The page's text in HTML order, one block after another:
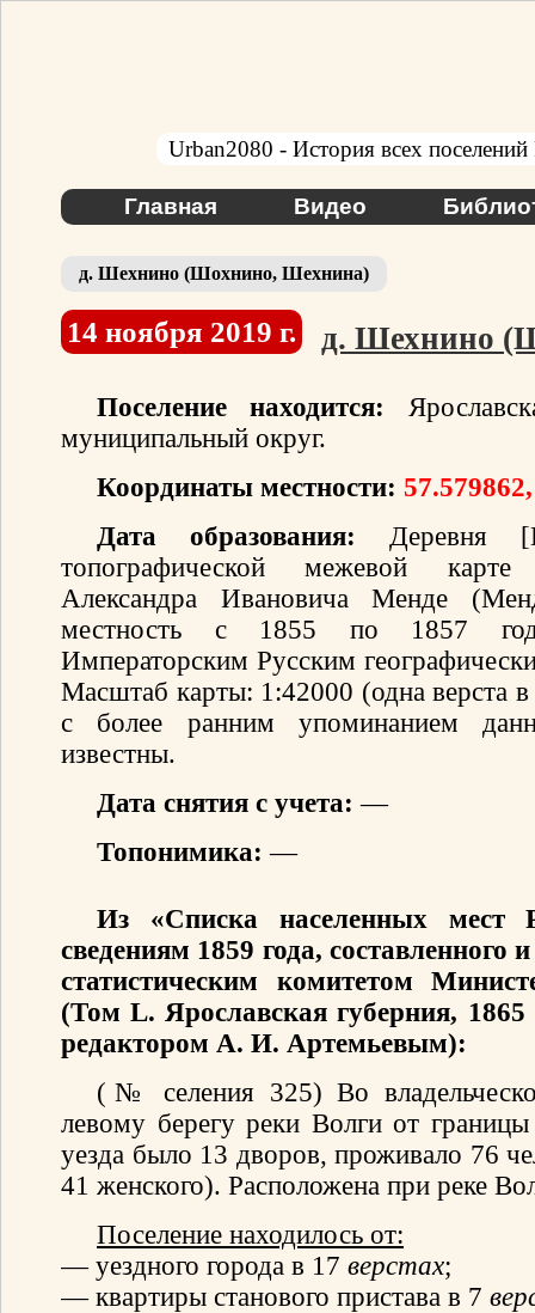
Urban2080 - История всех поселений
Главная Видео
д. Шехнино (Шохнино, Шехнина)
14 ноября 2019 г. д. Шехнино
Поселение находится:
муниципальный округ.
Координаты местности:
Дата образования: Деревня
топографической межевой карте
Александра Ивановича Менде
местность с 1855 по 1857
Императорским Русским
Масштаб карты: 1:42000 (одна верста
с более ранним упоминанием
известны.
Дата снятия с учета: —
Топонимика: —
Из «Списка населенных мест
сведениям 1859 года,
статистическим комитетом
(Том L. Ярославская губерния,
редактором А. И. Артемьевым):
(№ селения 325) Во
левому берегу реки Волги от границы
уезда было 13 дворов, проживало 76
41 женского). Расположена при реке
Поселение находилось от:
— уездного города в 17 верстах;
— квартиры станового пристава в 7